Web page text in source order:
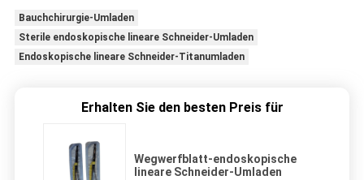
Bauchchirurgie-Umladen
Sterile endoskopische lineare Schneider-Umladen
Endoskopische lineare Schneider-Titanumladen
Erhalten Sie den besten Preis für
Wegwerfblatt-endoskopische
lineare Schneider-Umladen